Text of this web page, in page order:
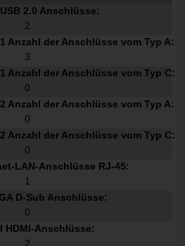
2.0 Anschlüsse:
2
Anzahl der Anschlüsse vom Typ A:
3
Anzahl der Anschlüsse vom Typ C:
0
Anzahl der Anschlüsse vom Typ A:
0
Anzahl der Anschlüsse vom Typ C:
0
LAN-Anschlüsse RJ-45:
1
D-Sub Anschlüsse:
0
HDMI-Anschlüsse:
2